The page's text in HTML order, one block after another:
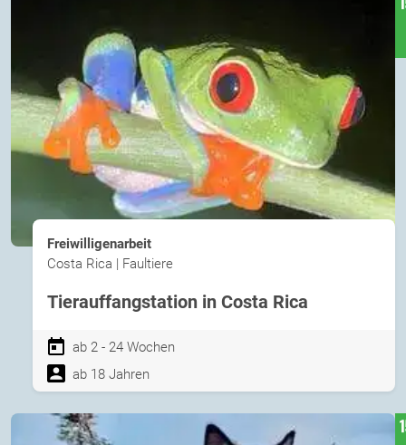
Freiwilligenarbeit
Costa Rica | Faultiere
Tierauffangstation in Costa Rica
ab 2 - 24 Wochen
ab 18 Jahren